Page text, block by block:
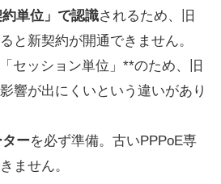
単位」で認識されるため、旧
と新契約が開通できません。
セッション単位」**のため、旧
響が出にくいという違いがあり
ーを必ず準備。古いPPPoE専
ません。